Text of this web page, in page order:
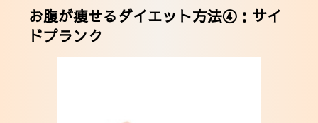
お腹が痩せるダイエット方法④：サイ
ドプランク